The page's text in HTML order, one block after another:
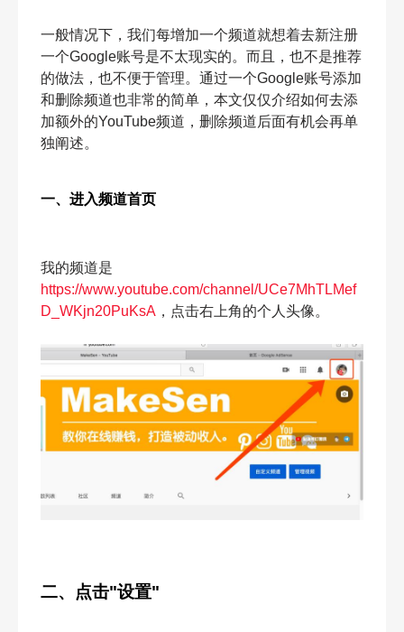
一般情况下，我们每增加一个频道就想着去新注册
一个Google账号是不太现实的。而且，也不是推荐
的做法，也不便于管理。通过一个Google账号添加
和删除频道也非常的简单，本文仅仅介绍如何去添
加额外的YouTube频道，删除频道后面有机会再单
独阐述。
一、进入频道首页
我的频道是
https://www.youtube.com/channel/UCe7MhTLMef
D_WKjn20PuKsA ，点击右上角的个人头像。
二、点击"设置"